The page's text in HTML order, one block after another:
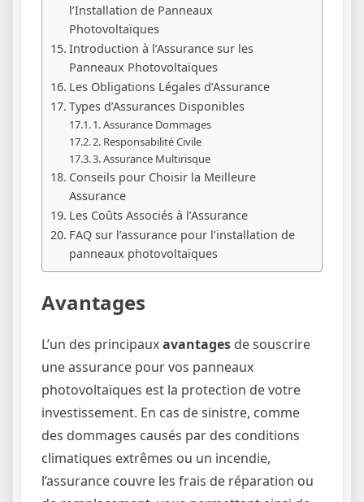
l’Installation de Panneaux
Photovoltaïques
Introduction à l’Assurance sur les
Panneaux Photovoltaïques
Les Obligations Légales d’Assurance
Types d’Assurances Disponibles
1. Assurance Dommages
2. Responsabilité Civile
3. Assurance Multirisque
Conseils pour Choisir la Meilleure
Assurance
Les Coûts Associés à l’Assurance
FAQ sur l’assurance pour l’installation de
panneaux photovoltaïques
Avantages
L’un des principauxavantages de souscrire
une assurance pour vos panneaux
photovoltaïques est la protection de votre
investissement. En cas de sinistre, comme
des dommages causés par des conditions
climatiques extrêmes ou un incendie,
l’assurance couvre les frais de réparation ou